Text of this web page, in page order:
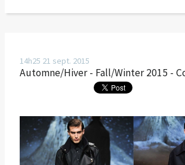
14h25 21 sept. 2015
Automne/Hiver - Fall/Winter 2015 -